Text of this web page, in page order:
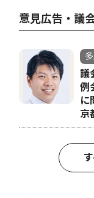
意見広告・議
議
例
に
京